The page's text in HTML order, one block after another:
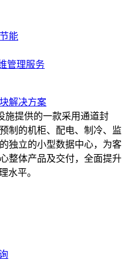
能
管理服务
解决方案
施提供的一款采用通道封
制的机柜、配电、制冷、监
独立的小型数据中心，为客
整体产品及交付，全面提升
水平。